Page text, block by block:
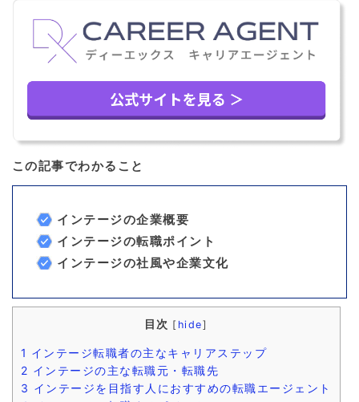
この記事でわかること
インテージの企業概要
インテージの転職ポイント
インテージの社風や企業文化
目次 [ hide]
1 インテージ転職者の主なキャリアステップ
2 インテージの主な転職元・転職先
3 インテージを目指す人におすすめの転職エージェント